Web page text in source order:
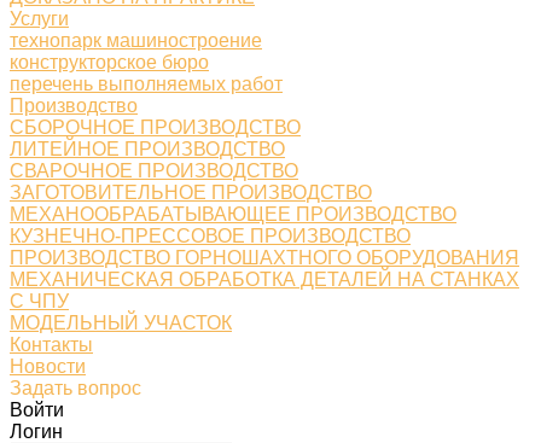
Услуги
технопарк машиностроение
конструкторское бюро
перечень выполняемых работ
Производство
СБОРОЧНОЕ ПРОИЗВОДСТВО
ЛИТЕЙНОЕ ПРОИЗВОДСТВО
СВАРОЧНОЕ ПРОИЗВОДСТВО
ЗАГОТОВИТЕЛЬНОЕ ПРОИЗВОДСТВО
МЕХАНООБРАБАТЫВАЮЩЕЕ ПРОИЗВОДСТВО
КУЗНЕЧНО-ПРЕССОВОЕ ПРОИЗВОДСТВО
ПРОИЗВОДСТВО ГОРНОШАХТНОГО ОБОРУДОВАНИЯ
МЕХАНИЧЕСКАЯ ОБРАБОТКА ДЕТАЛЕЙ НА СТАНКАХ
С ЧПУ
МОДЕЛЬНЫЙ УЧАСТОК
Контакты
Новости
Задать вопрос
Войти
Логин